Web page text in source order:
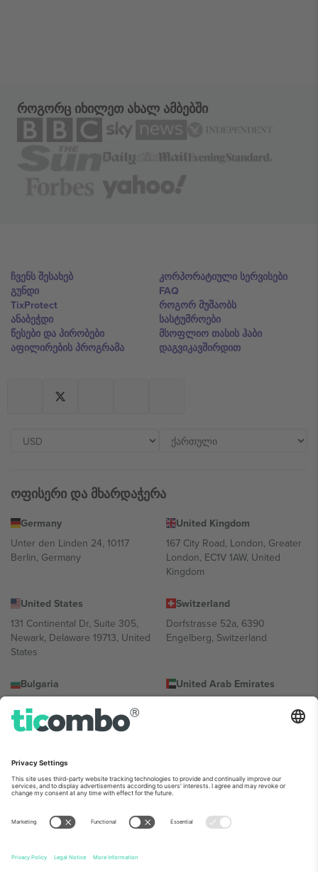
როგორც იხილეთ ახალ ამბებში
ჩვენს შესახებ
გუნდი
TixProtect
ანაბეჭდი
წესები და პირობები
აფილირების პროგრამა
კორპორატიული სერვისები
FAQ
როგორ მუშაობს
სასტუმროები
მსოფლიო თასის ჰაბი
დაგვიკავშირდით
ოფისერი და მხარდაჭერა
Germany
Unter den Linden 24, 10117
Berlin, Germany
United Kingdom
167 City Road, London, Greater
London, EC1V 1AW, United
Kingdom
United States
131 Continental Dr, Suite 305,
Newark, Delaware 19713, United
States
Switzerland
Dorfstrasse 52a, 6390
Engelberg, Switzerland
Bulgaria
Totleben 53-55, 1606 Sofia,
Bulgaria
United Arab Emirates
Building A1, Office 302, Dubai,
Mexico
Av Chapultepec 360, Roma
Norte, Cuauhtémoc, 06700
Ciudad de México, CDMX,
Mexico
პლატფორმის პროვაიდერის იურიდიული პირი იცვლება